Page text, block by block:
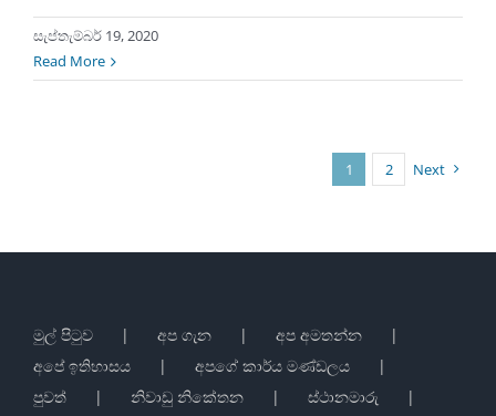
සැප්තැම්බර් 19, 2020
Read More
1 2 Next
මුල් පිටුව අප ගැන
අප අමතන්න
අපේ ඉතිහාසය
අපගේ කාර්ය මණ්ඩලය
පුවත්
නිවාඩු නිකේතන
ස්ථානමාරු